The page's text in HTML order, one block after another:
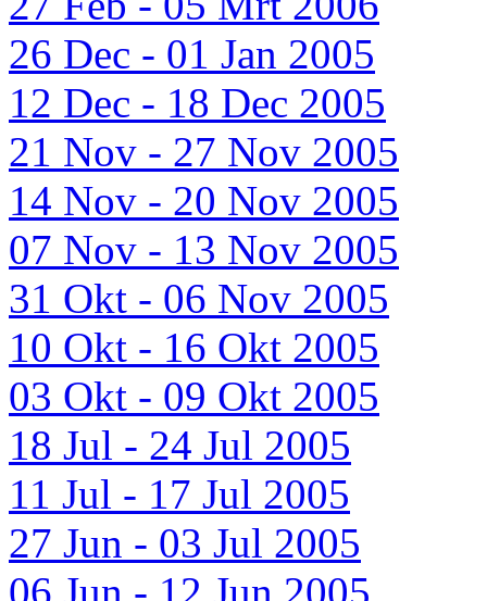
26 Dec - 01 Jan 2005
12 Dec - 18 Dec 2005
21 Nov - 27 Nov 2005
14 Nov - 20 Nov 2005
07 Nov - 13 Nov 2005
31 Okt - 06 Nov 2005
10 Okt - 16 Okt 2005
03 Okt - 09 Okt 2005
18 Jul - 24 Jul 2005
11 Jul - 17 Jul 2005
27 Jun - 03 Jul 2005
06 Jun - 12 Jun 2005